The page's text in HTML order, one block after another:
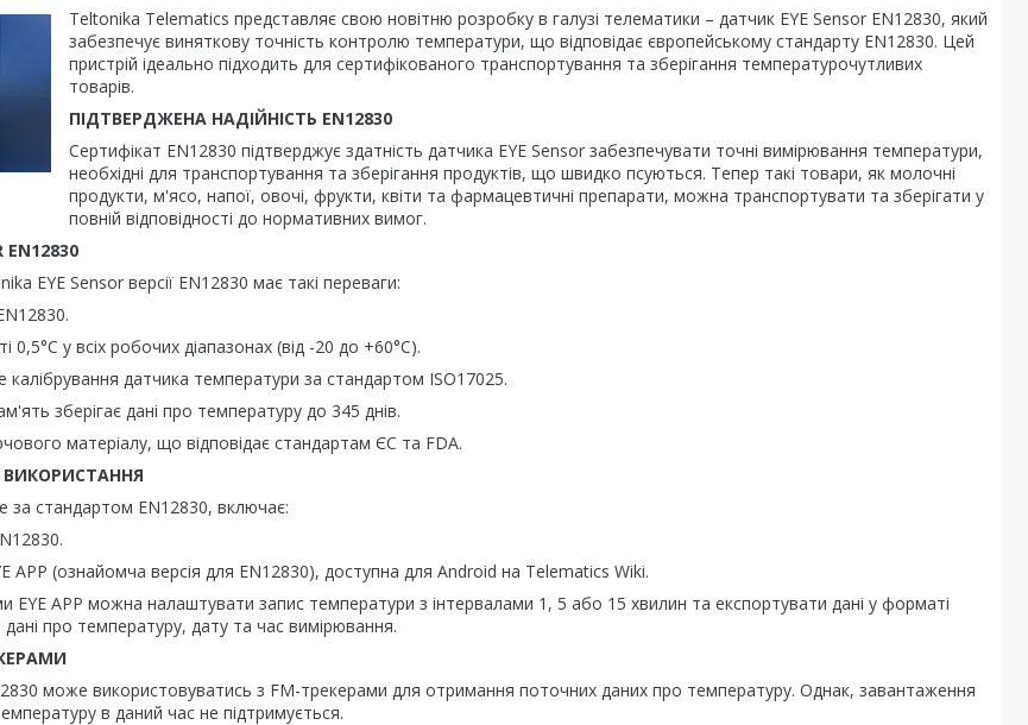
Teltonika Telematics представляє свою новітню розробку в галузі телематики – датчик EYE Sensor EN12830, який
забезпечує виняткову точність контролю температури, що відповідає європейському стандарту EN12830. Цей
пристрій ідеально підходить для сертифікованого транспортування та зберігання температурочутливих
товарів.
ПІДТВЕРДЖЕНА НАДІЙНІСТЬ EN12830
Сертифікат EN12830 підтверджує здатність датчика EYE Sensor забезпечувати точні вимірювання температури,
необхідні для транспортування та зберігання продуктів, що швидко псуються. Тепер такі товари, як молочні
продукти, м'ясо, напої, овочі, фрукти, квіти та фармацевтичні препарати, можна транспортувати та зберігати у
повній відповідності до нормативних вимог.
EN12830
Sensor версії EN12830 має такі переваги:
у всіх робочих діапазонах (від -20 до +60°C).
датчика температури за стандартом ISO17025.
дані про температуру до 345 днів.
матеріалу, що відповідає стандартам ЄС та FDA.
ВИКОРИСТАННЯ
за стандартом EN12830, включає:
версія для EN12830), доступна для Android на Telematics Wiki.
APP можна налаштувати запис температури з інтервалами 1, 5 або 15 хвилин та експортувати дані у форматі
дані про температуру, дату та час вимірювання.
може використовуватись з FM-трекерами для отримання поточних даних про температуру. Однак, завантаження
в даний час не підтримується.